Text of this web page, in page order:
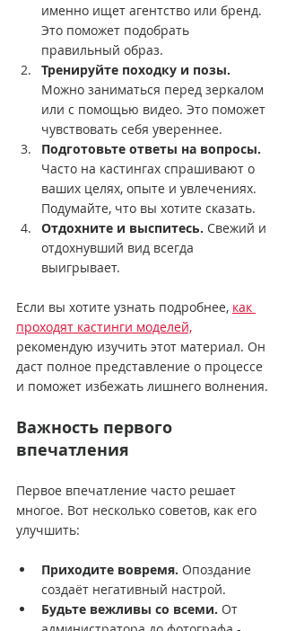
именно ищет агентство или бренд.
Это поможет подобрать
правильный образ.
Тренируйте походку и позы.
Можно заниматься перед зеркалом
или с помощью видео. Это поможет
чувствовать себя увереннее.
Подготовьте ответы на вопросы.
Часто на кастингах спрашивают о
ваших целях, опыте и увлечениях.
Подумайте, что вы хотите сказать.
Отдохните и выспитесь. Свежий и
отдохнувший вид всегда
выигрывает.
Если вы хотите узнать подробнее, как
проходят кастинги моделей,
рекомендую изучить этот материал. Он
даст полное представление о процессе
и поможет избежать лишнего волнения.
Важность первого
впечатления
Первое впечатление часто решает
многое. Вот несколько советов, как его
улучшить:
Приходите вовремя. Опоздание
создаёт негативный настрой.
Будьте вежливы со всеми. От